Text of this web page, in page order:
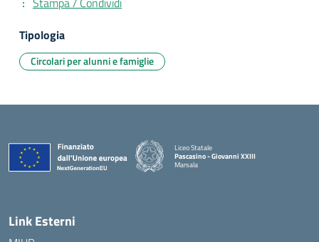
Tipologia
Circolari per alunni e famiglie
Liceo Statale
Pascasino - Giovanni XXIII
Marsala
Link Esterni